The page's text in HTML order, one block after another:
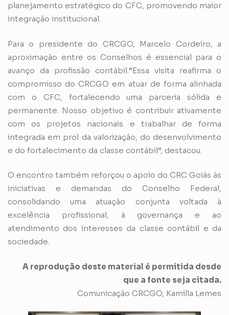
planejamento estratégico do CFC, promovendo maior
integração institucional.
Para o presidente do CRCGO, Marcelo Cordeiro, a
aproximação entre os Conselhos é essencial para o
avanço da profissão contábil.“Essa visita reafirma o
compromisso do CRCGO em atuar de forma alinhada
com o CFC, fortalecendo uma parceria sólida e
permanente. Nosso objetivo é contribuir ativamente
com os projetos nacionais e trabalhar de forma
integrada em prol da valorização, do desenvolvimento
e do fortalecimento da classe contábil”, destacou.
O encontro também reforçou o apoio do CRC Goiás às
iniciativas e demandas do Conselho Federal,
consolidando uma atuação conjunta voltada à
excelência profissional, à governança e ao
atendimento dos interesses da classe contábil e da
sociedade.
A reprodução deste material é permitida desde
que a fonte seja citada.
Comunicação CRCGO, Kamilla Lemes